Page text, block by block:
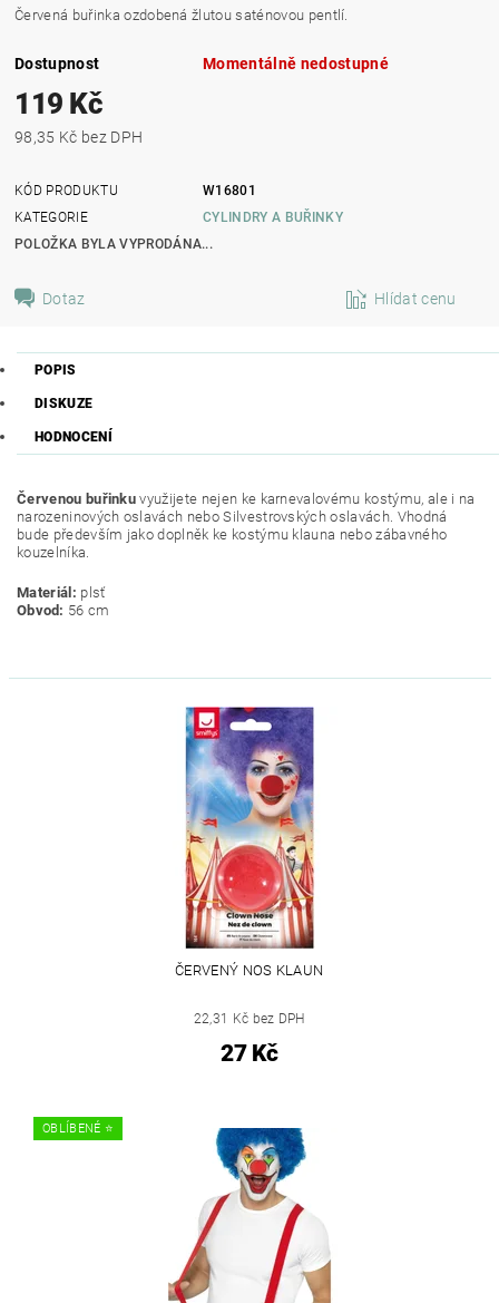
Červená buřinka ozdobená žlutou saténovou pentlí.
Dostupnost Momentálně nedostupné
119 Kč
98,35 Kč bez DPH
KÓD PRODUKTU
W16801
KATEGORIE
CYLINDRY A BUŘINKY
POLOŽKA BYLA VYPRODÁNA...
Dotaz Hlídat cenu
POPIS
DISKUZE
HODNOCENÍ
Červenou buřinku využijete nejen ke karnevalovému kostýmu, ale i na
narozeninových oslavách nebo Silvestrovských oslavách. Vhodná
bude především jako doplněk ke kostýmu klauna nebo zábavného
kouzelníka.
Materiál: plsť
Obvod: 56 cm
ČERVENÝ NOS KLAUN
22,31 Kč bez DPH
27 Kč
OBLÍBENÉ ⭐️